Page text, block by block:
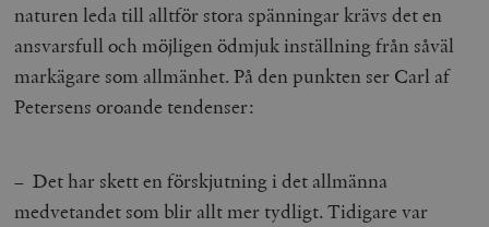
naturen leda till alltför stora spänningar krävs det en
ansvarsfull och möjligen ödmjuk inställning från såväl
markägare som allmänhet. På den punkten ser Carl af
Petersens oroande tendenser:
– Det har skett en förskjutning i det allmänna
medvetandet som blir allt mer tydligt. Tidigare var